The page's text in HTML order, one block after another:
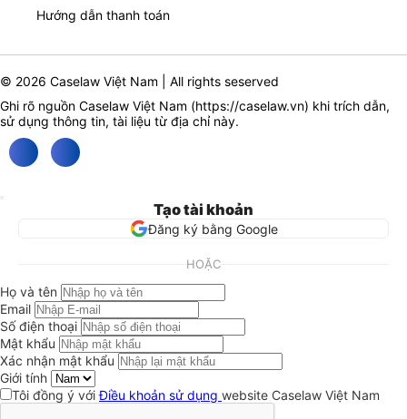
Hướng dẫn thanh toán
© 2026 Caselaw Việt Nam | All rights seserved
Ghi rõ nguồn Caselaw Việt Nam (https://caselaw.vn) khi trích dẫn,
sử dụng thông tin, tài liệu từ địa chỉ này.
Tạo tài khoản
Đăng ký bằng Google
HOẶC
Họ và tên
Email
Số điện thoại
Mật khẩu
Xác nhận mật khẩu
Giới tính
Tôi đồng ý vớiĐiều khoản sử dụng website Caselaw Việt Nam